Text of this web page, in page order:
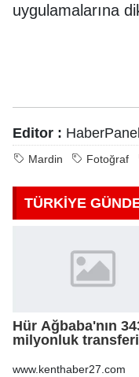
uygulamalarına
Editor :
Mardin Fotoğraf
TÜRKİYE
Hür Ağbaba'nın
milyonluk transferi
Ağbaba'ya
www.kenthaber27.com